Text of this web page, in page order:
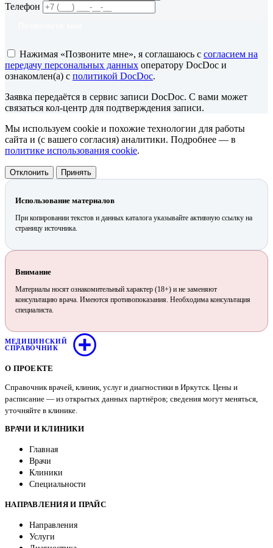
Телефон
Нажимая «Позвоните мне», я соглашаюсь с согласием на
передачу персональных данных оператору DocDoc и
ознакомлен(а) с политикой DocDoc.
Заявка передаётся в сервис записи DocDoc. С вами может
связаться кол-центр для подтверждения записи.
Мы используем cookie и похожие технологии для работы
сайта и (с вашего согласия) аналитики. Подробнее — в
политике использования cookie.
Отклонить Принять
Использование материалов
При копировании текстов и данных каталога указывайте активную ссылку на
страницу источника.
Внимание
Материалы носят ознакомительный характер (18+) и не заменяют
консультацию врача. Имеются противопоказания. Необходима консультация
специалиста.
МЕДИЦИНСКИЙ
СПРАВОЧНИК
О ПРОЕКТЕ
Справочник врачей, клиник, услуг и диагностики в Иркутск. Цены и
расписание — из открытых данных партнёров; сведения могут меняться,
уточняйте в клинике.
ВРАЧИ И КЛИНИКИ
Главная
Врачи
Клиники
Специальности
НАПРАВЛЕНИЯ И ПРАЙС
Направления
Услуги